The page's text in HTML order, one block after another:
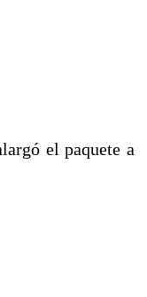
el paquete a